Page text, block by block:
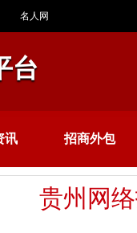
名人网
台
讯 招商外包
贵州网